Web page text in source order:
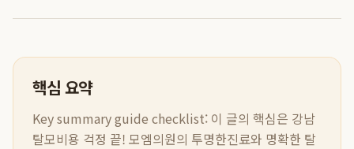
핵심 요약
Key summary guide checklist: 이 글의 핵심은 강남
탈모비용 걱정 끝! 모엠의원의 투명한진료와 명확한 탈